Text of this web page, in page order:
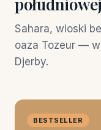
Sahara, wioski
oaza Tozeur —
Djerby.
BESTSELLER